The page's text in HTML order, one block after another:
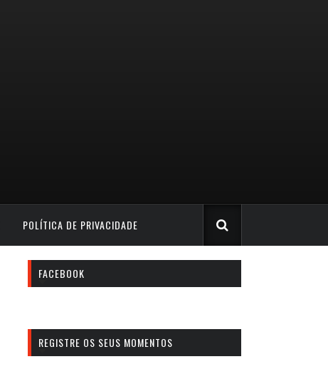
POLÍTICA DE PRIVACIDADE
FACEBOOK
REGISTRE OS SEUS MOMENTOS